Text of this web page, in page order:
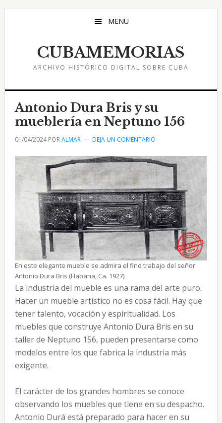
Saltar
Saltar
Saltar
MENU
CUBAMEMORIAS
ARCHIVO HISTÓRICO DIGITAL SOBRE CUBA
Antonio Dura Bris y su
mueblería en Neptuno 156
01/04/2024PORALMAR DEJA UN COMENTARIO
En este elegante mueble se admira el fino trabajo del señor
Antonio Dura Bris (Habana, Ca. 1927).
La industria del mueble es una rama del arte puro.
Hacer un mueble artístico no es cosa fácil. Hay que
tener talento, vocación y espiritualidad. Los
muebles que construye Antonio Dura Bris en su
taller de Neptuno 156, pueden presentarse como
modelos entre los que fabrica la industria más
exigente.
El carácter de los grandes hombres se conoce
observando los muebles que tiene en su despacho.
Antonio Durá está preparado para hacer en su